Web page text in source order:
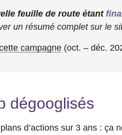
feuille de route étant
un résumé complet sur le
campagne(oct. – déc.
dégooglisés
d’actions sur 3 ans : ça